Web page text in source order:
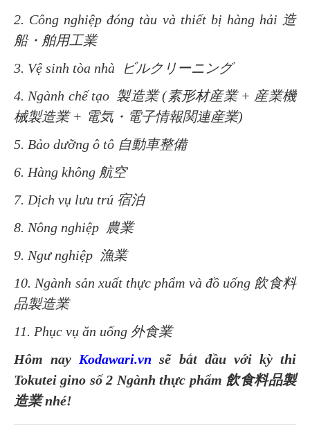
2. Công nghiệp đóng tàu và thiết bị hàng hải 造
船・舶用工業
3. Vệ sinh tòa nhà
ビルクリーニング
4. Ngành chế tạo 製造業 (素形材産業 + 産業機
械製造業 + 電気・電子情報関連産業)
5. Bảo dưỡng ô tô 自動車整備
6. Hàng không 航空
7. Dịch vụ lưu trú 宿泊
8. Nông nghiệp 農業
9. Ngư nghiệp 漁業
10. Ngành sản xuất thực phẩm và đồ uống 飲食料
品製造業
11. Phục vụ ăn uống 外食業
Hôm nay Kodawari.vn sẽ bắt đầu với kỳ thi
Tokutei gino số 2 Ngành thực phẩm 飲食料品製
造業 nhé!